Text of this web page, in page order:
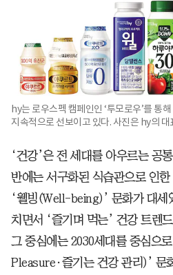
hy는 로우스펙 캠페인인 ‘투모로우’를 통
지속적으로 선보이고 있다. 사진은 hy의
‘건강’은 전 세대를 아우르는 공
반에는 서구화된 식습관으로 인
‘웰빙(Well-being)’ 문화가 대세
치면서 ‘즐기며 먹는’ 건강 트렌
그 중심에는 2030세대를 중심으
Pleasure·즐기는 건강 관리)’ 문